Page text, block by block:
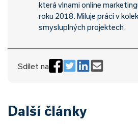
která vlnami online
roku 2018. Miluje práci v
smysluplných projektech.
Sdílet na
Další články